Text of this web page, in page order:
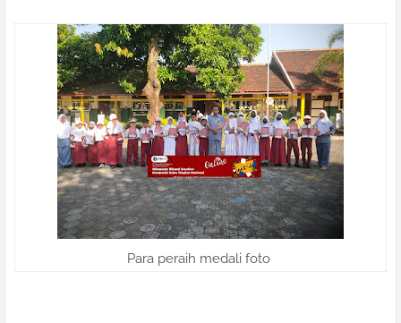
Para peraih medali foto